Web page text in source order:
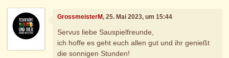
GrossmeisterM, 25. Mai 2023, um 15:44
Servus liebe Sauspielfreunde,
ich hoffe es geht euch allen gut und ihr genießt
die sonnigen Stunden!